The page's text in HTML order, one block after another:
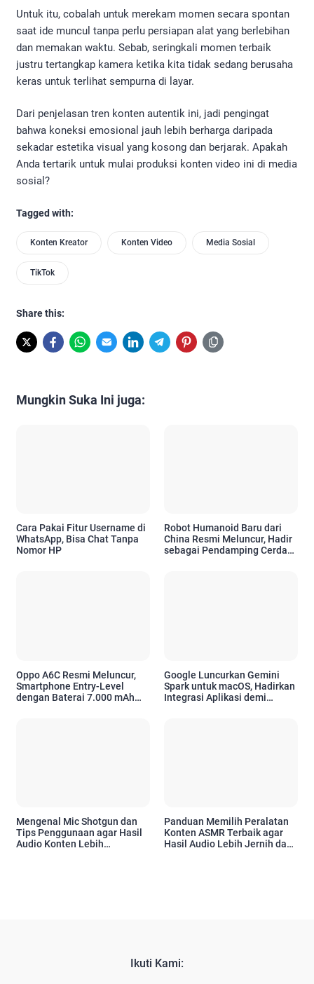
Untuk itu, cobalah untuk merekam momen secara spontan
saat ide muncul tanpa perlu persiapan alat yang berlebihan
dan memakan waktu. Sebab, seringkali momen terbaik
justru tertangkap kamera ketika kita tidak sedang berusaha
keras untuk terlihat sempurna di layar.
Dari penjelasan tren konten autentik ini, jadi pengingat
bahwa koneksi emosional jauh lebih berharga daripada
sekadar estetika visual yang kosong dan berjarak. Apakah
Anda tertarik untuk mulai produksi konten video ini di media
sosial?
Tagged with:
Konten Kreator Konten Video Media Sosial
TikTok
Share this:
Mungkin Suka Ini juga:
Cara Pakai Fitur Username di
WhatsApp, Bisa Chat Tanpa
Nomor HP
Robot Humanoid Baru dari
China Resmi Meluncur, Hadir
sebagai Pendamping Cerdas
Oppo A6C Resmi Meluncur,
Smartphone Entry-Level
dengan Baterai 7.000 mAh
Google Luncurkan Gemini
Spark untuk macOS, Hadirkan
Integrasi Aplikasi demi
Mengenal Mic Shotgun dan
Tips Penggunaan agar Hasil
Audio Konten Lebih
Panduan Memilih Peralatan
Konten ASMR Terbaik agar
Hasil Audio Lebih Jernih dan
Ikuti Kami: